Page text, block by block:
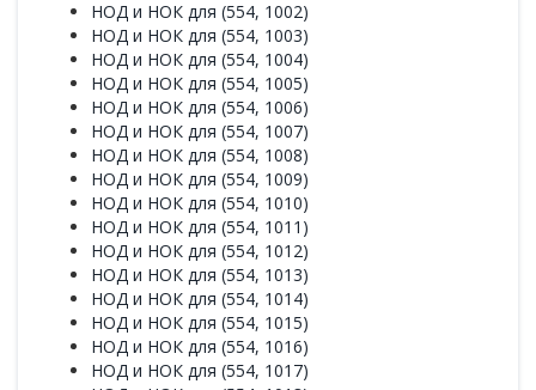
НОД и НОК для (554, 1002)
НОД и НОК для (554, 1003)
НОД и НОК для (554, 1004)
НОД и НОК для (554, 1005)
НОД и НОК для (554, 1006)
НОД и НОК для (554, 1007)
НОД и НОК для (554, 1008)
НОД и НОК для (554, 1009)
НОД и НОК для (554, 1010)
НОД и НОК для (554, 1011)
НОД и НОК для (554, 1012)
НОД и НОК для (554, 1013)
НОД и НОК для (554, 1014)
НОД и НОК для (554, 1015)
НОД и НОК для (554, 1016)
НОД и НОК для (554, 1017)